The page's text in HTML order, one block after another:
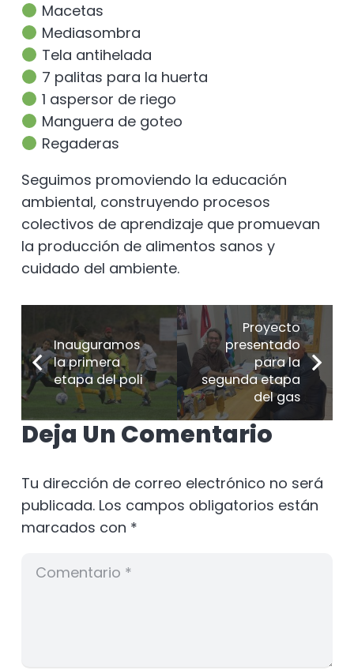
Macetas
Mediasombra
Tela antihelada
7 palitas para la huerta
1 aspersor de riego
Manguera de goteo
Regaderas
Seguimos promoviendo la educación
ambiental, construyendo procesos
colectivos de aprendizaje que promuevan
la producción de alimentos sanos y
cuidado del ambiente.
Inauguramos
la primera
etapa del poli
Proyecto
presentado
para la
segunda etapa
del gas
Deja Un Comentario
Tu dirección de correo electrónico no será
publicada. Los campos obligatorios están
marcados con *